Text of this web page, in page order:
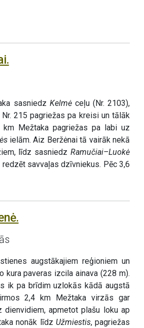
sasniedz Kelmėceļu (Nr. 2103),
215 pagriežas pa kreisi un tālāk
Mežtaka pagriežas pa labi uz
ielām. Aiz Beržėnai tā vairāk nekā
līdz sasniedz Ramučiai–Luokė
savvaļas dzīvniekus. Pēc 3,6
augstākajiem reģioniem un
kura paveras izcila ainava (228 m).
ik pa brīdim uzlokās kādā augstā
2,4 km Mežtaka virzās gar
apmetot plašu loku ap
nonāk līdz Užmiestis, pagriežas